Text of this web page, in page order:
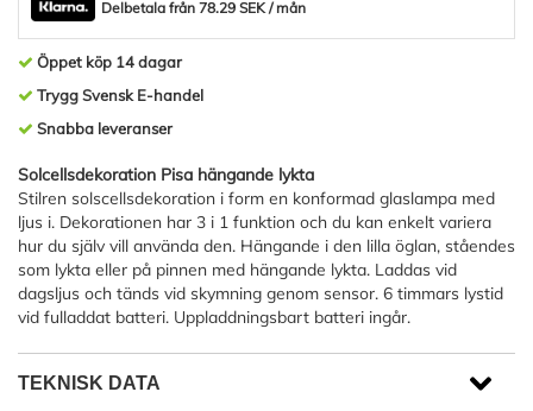
Delbetala från 78.29 SEK / mån
Öppet köp 14 dagar
Trygg Svensk E-handel
Snabba leveranser
Solcellsdekoration Pisa hängande lykta
Stilren solscellsdekoration i form en konformad glaslampa med
ljus i. Dekorationen har 3 i 1 funktion och du kan enkelt variera
hur du själv vill använda den. Hängande i den lilla öglan, ståendes
som lykta eller på pinnen med hängande lykta. Laddas vid
dagsljus och tänds vid skymning genom sensor. 6 timmars lystid
vid fulladdat batteri. Uppladdningsbart batteri ingår.
TEKNISK DATA